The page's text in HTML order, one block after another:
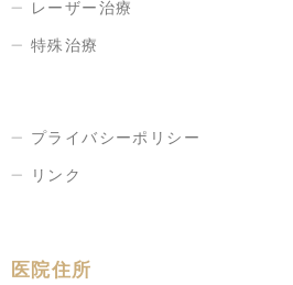
レーザー治療
特殊治療
プライバシーポリシー
リンク
医院住所